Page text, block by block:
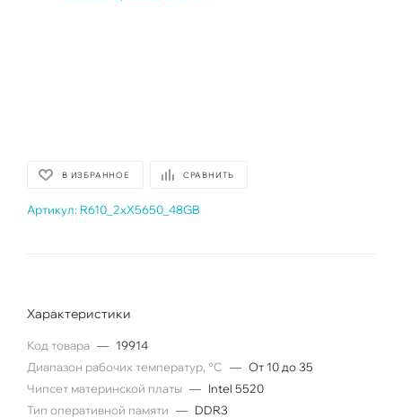
В ИЗБРАННОЕ СРАВНИТЬ
Артикул: R610_2xX5650_48GB
Характеристики
Код товара — 19914
Диапазон рабочих температур, °C — От 10 до 35
Чипсет материнской платы — Intel 5520
Тип оперативной памяти — DDR3